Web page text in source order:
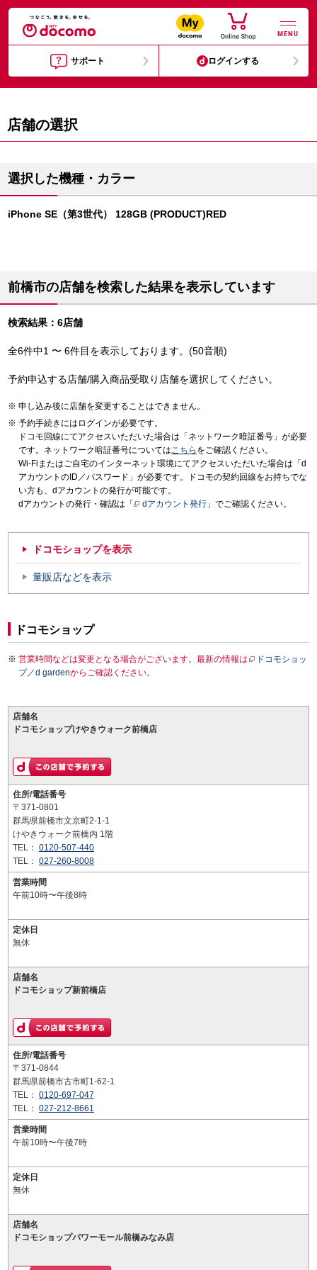
MENU
サポート ログインする
店舗の選択
選択した機種・カラー
iPhone SE（第3世代） 128GB (PRODUCT)RED
前橋市の店舗を検索した結果を表示しています
検索結果：6店舗
全6件中1 〜 6件目を表示しております。(50音順)
予約申込する店舗/購入商品受取り店舗を選択してください。
申し込み後に店舗を変更することはできません。
予約手続きにはログインが必要です。
ドコモ回線にてアクセスいただいた場合は「ネットワーク暗証番号」が必要
です。ネットワーク暗証番号についてはこちら をご確認ください。
Wi-Fiまたはご自宅のインターネット環境にてアクセスいただいた場合は「d
アカウントのID／パスワード」が必要です。ドコモの契約回線をお持ちでな
い方も、dアカウントの発行が可能です。
dアカウントの発行・確認は「
dアカウント発行 」でご確認ください。
ドコモショップを表示
量販店などを表示
ドコモショップ
営業時間などは変更となる場合がございます。最新の情報は
ドコモショッ
プ／d gardenからご確認ください。
店舗名
ドコモショップけやきウォーク前橋店
住所/電話番号
〒371-0801
群馬県前橋市文京町2-1-1
けやきウォーク前橋内 1階
TEL： 0120-507-440
TEL： 027-260-8008
営業時間
午前10時〜午後8時
定休日
無休
店舗名
ドコモショップ新前橋店
住所/電話番号
〒371-0844
群馬県前橋市古市町1-62-1
TEL： 0120-697-047
TEL： 027-212-8661
営業時間
午前10時〜午後7時
定休日
無休
店舗名
ドコモショップパワーモール前橋みなみ店